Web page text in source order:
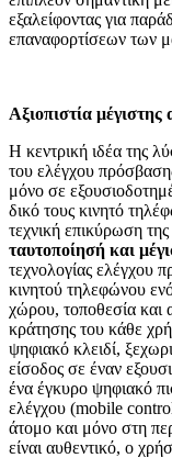
εξαλείφοντας για
επαναφορτίσεων των
Αξιοπιστία μέγιστης
Η κεντρική ιδέα της
του ελέγχου
μόνο σε
δικό τους κινητό
τεχνική επικύρωση
ταυτοποίησή και
τεχνολογίας ελέγχου
κινητού τηλεφώνου
χώρου, τοποθεσία και
κράτησης του κάθε
ψηφιακό κλειδί,
είσοδος σε έναν
ένα έγκυρο ψηφιακό
ελέγχου (mobile
άτομο και μόνο στη
είναι αυθεντικό, ο